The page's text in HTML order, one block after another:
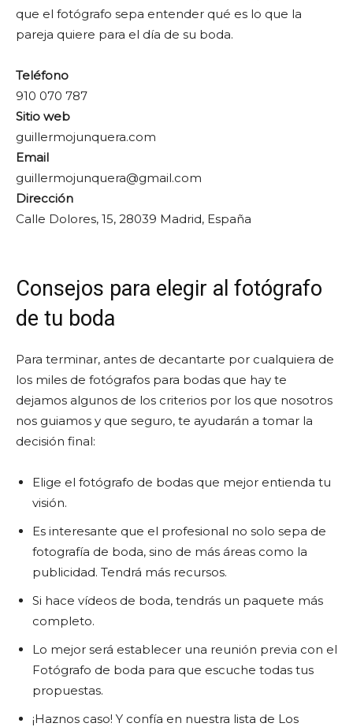
que el fotógrafo sepa entender qué es lo que la
pareja quiere para el día de su boda.
Teléfono
910 070 787
Sitio web
guillermojunquera.com
Email
guillermojunquera@gmail.com
Dirección
Calle Dolores, 15, 28039 Madrid, España
Consejos para elegir al fotógrafo
de tu boda
Para terminar, antes de decantarte por cualquiera de
los miles de fotógrafos para bodas que hay te
dejamos algunos de los criterios por los que nosotros
nos guiamos y que seguro, te ayudarán a tomar la
decisión final:
Elige el fotógrafo de bodas que mejor entienda tu
visión.
Es interesante que el profesional no solo sepa de
fotografía de boda, sino de más áreas como la
publicidad. Tendrá más recursos.
Si hace vídeos de boda, tendrás un paquete más
completo.
Lo mejor será establecer una reunión previa con el
Fotógrafo de boda para que escuche todas tus
propuestas.
¡Haznos caso! Y confía en nuestra lista de Los